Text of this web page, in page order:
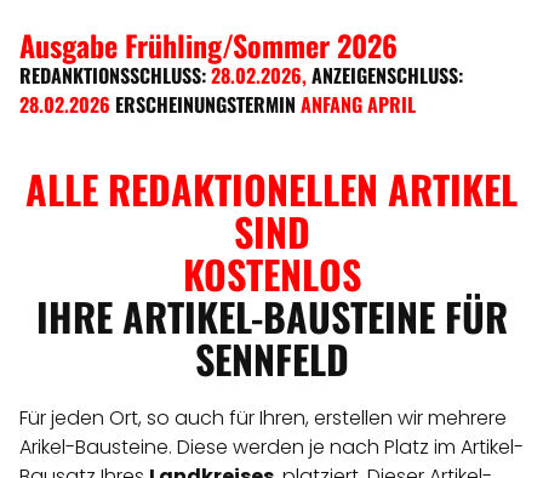
Ausgabe Frühling/Sommer 2026
REDANKTIONSSCHLUSS:28.02.2026,ANZEIGENSCHLUSS:
28.02.2026 ERSCHEINUNGSTERMIN ANFANG APRIL
ALLE REDAKTIONELLEN ARTIKEL
SIND
KOSTENLOS
IHRE ARTIKEL-BAUSTEINE FÜR
SENNFELD
Für jeden Ort, so auch für Ihren, erstellen wir mehrere
Arikel-Bausteine. Diese werden je nach Platz im Artikel-